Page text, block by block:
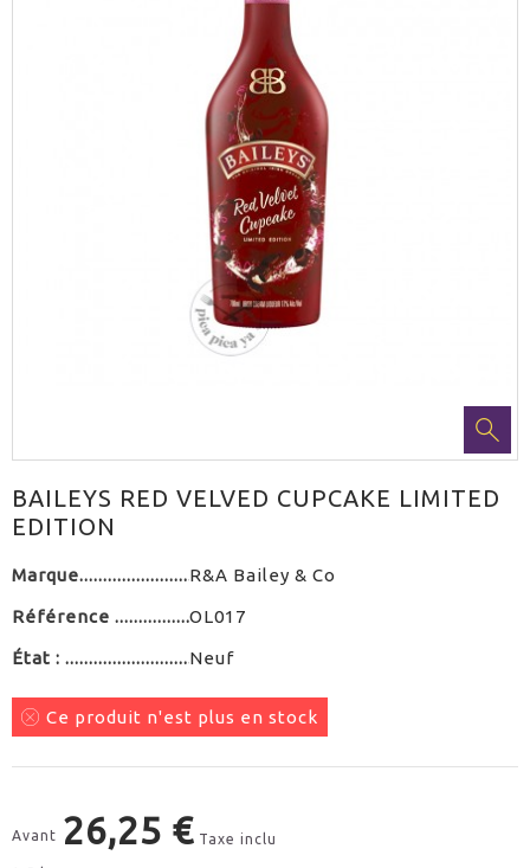
BAILEYS RED VELVED CUPCAKE LIMITED
EDITION
Marque R&A Bailey & Co
Référence OL017
État : Neuf
Ce produit n'est plus en stock
Avant 26,25 € Taxe inclu